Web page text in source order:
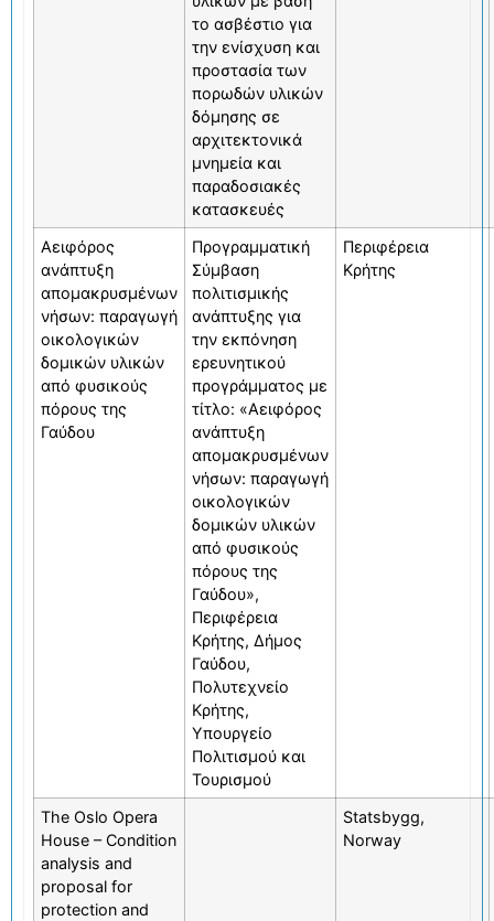
το ασβέστιο για
την ενίσχυση και
προστασία των
πορωδών υλικών
δόμησης σε
αρχιτεκτονικά
μνημεία και
παραδοσιακές
κατασκευές
Αειφόρος
ανάπτυξη
απομακρυσμένων
νήσων: παραγωγή
οικολογικών
δομικών υλικών
από φυσικούς
πόρους της
Γαύδου
Προγραμματική
Σύμβαση
πολιτισμικής
ανάπτυξης για
την εκπόνηση
ερευνητικού
προγράμματος με
τίτλο: «Αειφόρος
ανάπτυξη
απομακρυσμένων
νήσων: παραγωγή
οικολογικών
δομικών υλικών
από φυσικούς
πόρους της
Γαύδου»,
Περιφέρεια
Κρήτης, Δήμος
Γαύδου,
Πολυτεχνείο
Κρήτης,
Υπουργείο
Πολιτισμού και
Τουρισμού
Περιφέρεια
Κρήτης
The Oslo Opera
House – Condition
analysis and
proposal for
protection and
Statsbygg,
Norway